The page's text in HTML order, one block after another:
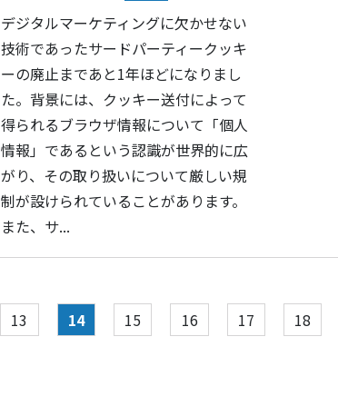
デジタルマーケティングに欠かせない
技術であったサードパーティークッキ
ーの廃止まであと1年ほどになりまし
た。背景には、クッキー送付によって
得られるブラウザ情報について「個人
情報」であるという認識が世界的に広
がり、その取り扱いについて厳しい規
制が設けられていることがあります。
また、サ...
13 14 15 16 17 18